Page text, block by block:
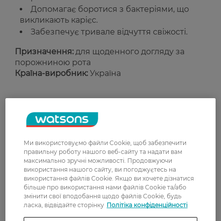
Допомагає боротися з бактеріями, що
викликають карієс.
Забезпечує тривале відчуття свіжості.
Призначення: для щоденного догляду за
порожниною рота
Країна-виробник: Україна
З 0 відгуків
Доставка
Нова пошта
Ми використовуємо файли Cookie, щоб забезпечити
правильну роботу нашого веб-сайту та надати вам
максимально зручні можливості. Продовжуючи
використання нашого сайту, ви погоджуєтесь на
використання файлів Cookie. Якщо ви хочете дізнатися
більше про використання нами файлів Cookie та/або
змінити свої вподобання щодо файлів Cookie, будь
ласка, відвідайте сторінку Політіка конфіденційності